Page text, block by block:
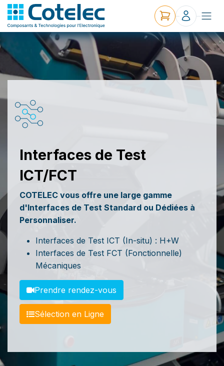
Interfaces de Test
ICT/FCT
COTELEC vous offre une large gamme
d'Interfaces de Test Standard ou Dédiées à
Personnaliser.
Interfaces de Test ICT (In-situ) : H+W
Interfaces de Test FCT (Fonctionnelle)
Mécaniques
Prendre rendez-vous
Sé​​lection en Ligne